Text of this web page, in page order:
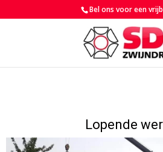
Bel ons voor een
Lopende